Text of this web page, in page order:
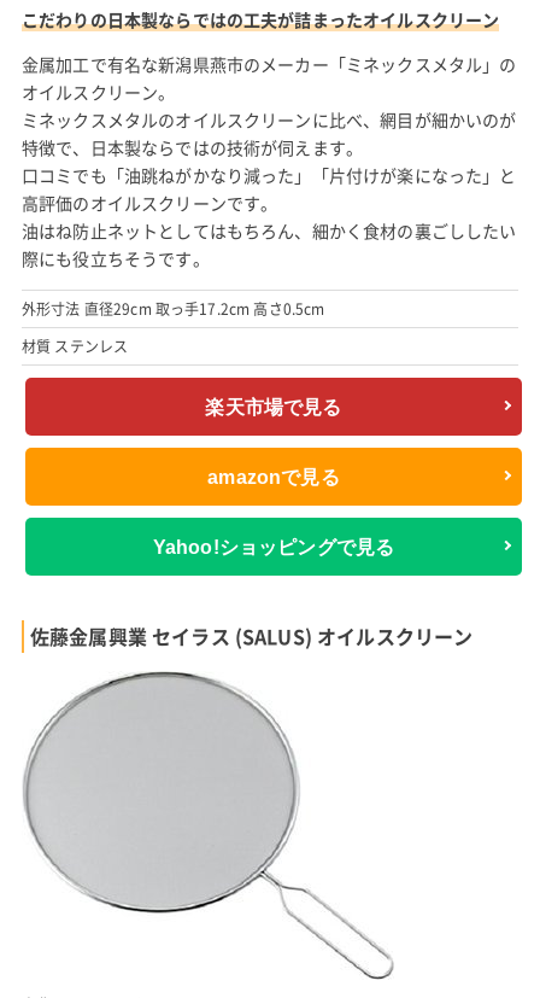
こだわりの日本製ならではの工夫が詰まったオイルスクリーン
金属加工で有名な新潟県燕市のメーカー「ミネックスメタル」の
オイルスクリーン。
ミネックスメタルのオイルスクリーンに比べ、網目が細かいのが
特徴で、日本製ならではの技術が伺えます。
口コミでも「油跳ねがかなり減った」「片付けが楽になった」と
高評価のオイルスクリーンです。
油はね防止ネットとしてはもちろん、細かく食材の裏ごししたい
際にも役立ちそうです。
外形寸法 直径29cm 取っ手17.2cm 高さ0.5cm
材質 ステンレス
楽天市場で見る
amazonで見る
Yahoo!ショッピングで見る
佐藤金属興業 セイラス (SALUS) オイルスクリーン